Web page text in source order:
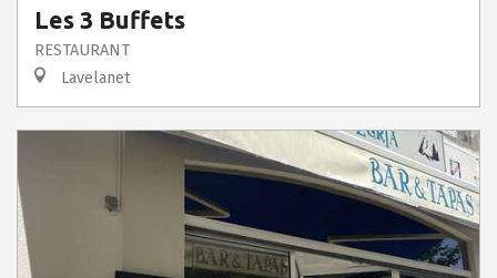
Les 3 Buffets
RESTAURANT
Lavelanet